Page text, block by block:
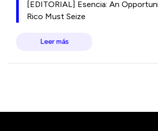
[EDITORIAL] Esencia: An
Rico Must Seize
Leer más